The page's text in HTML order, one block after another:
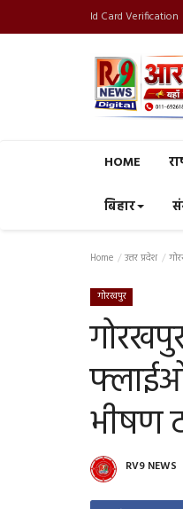
Id Card Verification
HOME
बिहार
Home उत्तर प्रदेश
गोरखपुर
भीषण
RV9 NEWS